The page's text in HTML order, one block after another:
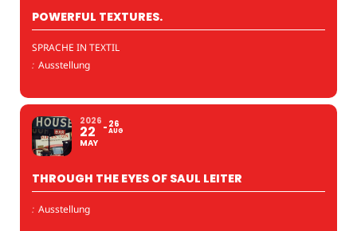
POWERFUL TEXTURES.
SPRACHE IN TEXTIL
: Ausstellung
2026
22
MAY
26
AUG
THROUGH THE EYES OF SAUL LEITER
: Ausstellung